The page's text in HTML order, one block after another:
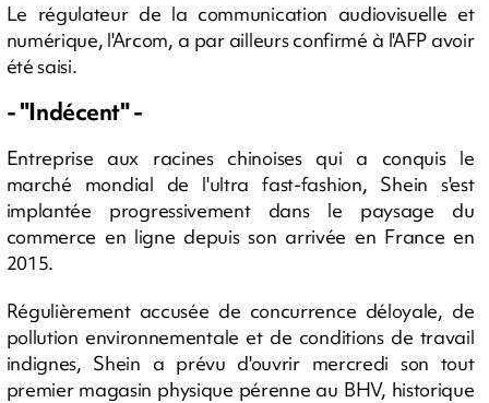
Le régulateur de la communication audiovisuelle et
numérique, l'Arcom, a par ailleurs confirmé à l'AFP avoir
été saisi.
- "Indécent" -
Entreprise aux racines chinoises qui a conquis le
marché mondial de l'ultra fast-fashion, Shein s'est
implantée progressivement dans le paysage du
commerce en ligne depuis son arrivée en France en
2015.
Régulièrement accusée de concurrence déloyale, de
pollution environnementale et de conditions de travail
indignes, Shein a prévu d'ouvrir mercredi son tout
premier magasin physique pérenne au BHV, historique